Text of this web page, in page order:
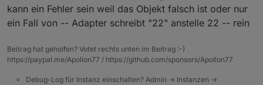
kann ein Fehler sein weil das Objekt falsch ist oder nur
ein Fall von -- Adapter schreibt "22" anstelle 22 -- rein
Beitrag hat geholfen? Votet rechts unten im Beitrag :-)
https://paypal.me/Apollon77 / https://github.com/sponsors/Apollon77
Debug-Log für Instanz einschalten? Admin -> Instanzen ->